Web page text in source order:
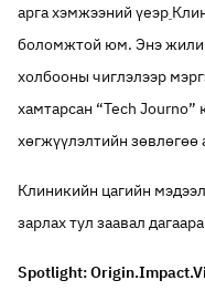
арга хэмжээний үеэр
боломжтой юм. Энэ
холбооны чиглэлээр
хамтарсан “Tech Journo”
хөгжүүлэлтийн зөвлөгөө
Клиникийн цагийн
зарлах тул заавал
Spotlight: